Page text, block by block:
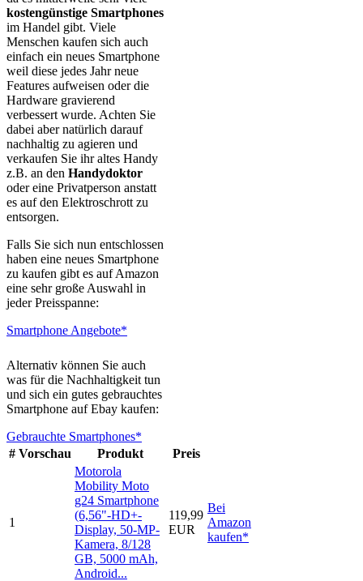
kostengünstige Smartphones
im Handel gibt. Viele
Menschen kaufen sich auch
einfach ein neues Smartphone
weil diese jedes Jahr neue
Features aufweisen oder die
Hardware gravierend
verbessert wurde. Achten Sie
dabei aber natürlich darauf
nachhaltig zu agieren und
verkaufen Sie ihr altes Handy
z.B. an den Handydoktor
oder eine Privatperson anstatt
es auf den Elektroschrott zu
entsorgen.
Falls Sie sich nun entschlossen
haben eine neues Smartphone
zu kaufen gibt es auf Amazon
eine sehr große Auswahl in
jeder Preisspanne:
Smartphone Angebote*
Alternativ können Sie auch
was für die Nachhaltigkeit tun
und sich ein gutes gebrauchtes
Smartphone auf Ebay kaufen:
Gebrauchte Smartphones*
# Vorschau Produkt Preis
1
Motorola
Mobility Moto
g24 Smartphone
(6,56"-HD+-
Display, 50-MP-
Kamera, 8/128
GB, 5000 mAh,
Android...
119,99
EUR
Bei
Amazon
kaufen*